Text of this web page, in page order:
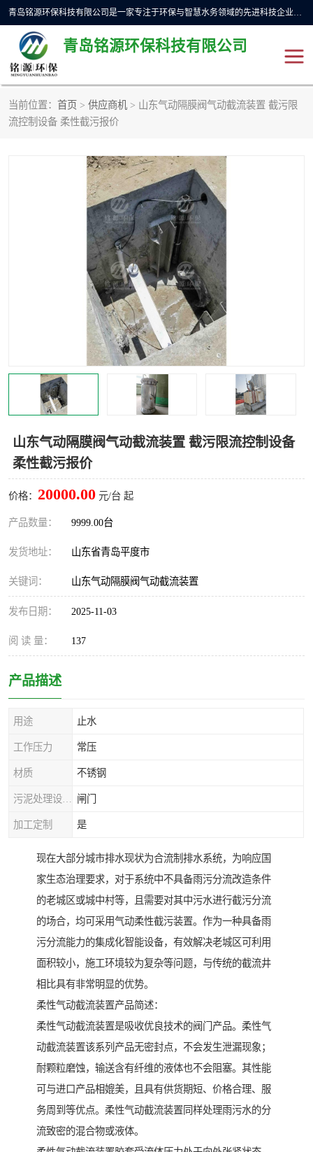
青岛铭源环保科技有限公司是一家专注于环保与智慧水务领域的先进科技企业，公司专注于云智能一体化预制泵站、水务循环利用、海绵城市、云智慧水务开发及新型环保技术研发等领域。铭源环保以为客户提供优质产品、专业技术服务为己任。为客户提供量身定制方案，提供多种配置方案满足实际使用要求。严控供货周期，并提供高标准后期维护。以环保为己任，视质量如生命，以技术做先导，靠诚信赢客户。
青岛铭源环保科技有限公司
当前位置： 首页 > 供应商机 > 山东气动隔膜阀气动截流装置 截污限
流控制设备 柔性截污报价
山东气动隔膜阀气动截流装置 截污限流控制设备
柔性截污报价
价格： 20000.00 元/台 起
产品数量： 9999.00台
发货地址： 山东省青岛平度市
关键词： 山东气动隔膜阀气动截流装置
发布日期： 2025-11-03
阅 读 量： 137
产品描述
用途 止水
工作压力 常压
材质 不锈钢
闸门
加工定制 是
现在大部分城市排水现状为合流制排水系统，为响应国
家生态治理要求，对于系统中不具备雨污分流改造条件
的老城区或城中村等，且需要对其中污水进行截污分流
的场合，均可采用气动柔性截污装置。作为一种具备雨
污分流能力的集成化智能设备，有效解决老城区可利用
面积较小，施工环境较为复杂等问题，与传统的截流井
相比具有非常明显的优势。
柔性气动截流装置产品简述：
柔性气动截流装置是吸收优良技术的阀门产品。柔性气
动截流装置该系列产品无密封点，不会发生泄漏现象；
耐颗粒磨蚀，输送含有纤维的液体也不会阻塞。其性能
可与进口产品相媲美，且具有供货期短、价格合理、服
务周到等优点。柔性气动截流装置同样处理雨污水的分
流致密的混合物或液体。
一体化HMPP泵站
智能旋转喷射器
液动限流闸门
加压泵房/灌溉泵房 一体化预制泵站
真空冲洗装置
雨水收集回用装置 门式冲洗装置
智能一体化灌溉泵房 一体化污水处理泵房
水面垃圾清理装置 浅层砂过滤装置
一体化泵闸
真空冲洗设备
水平自清洗格栅